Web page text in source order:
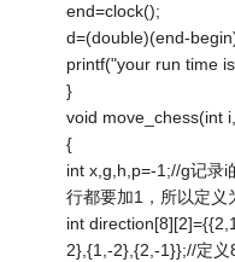
end=clock();
d=(double)(end-
printf("your run time
}
void move_chess(int
{
int x,g,h,p=-1;//g记录i
行都要加1，所以定义
int direction[8][2]={
2},{1,-2},{2,-1}};//定义